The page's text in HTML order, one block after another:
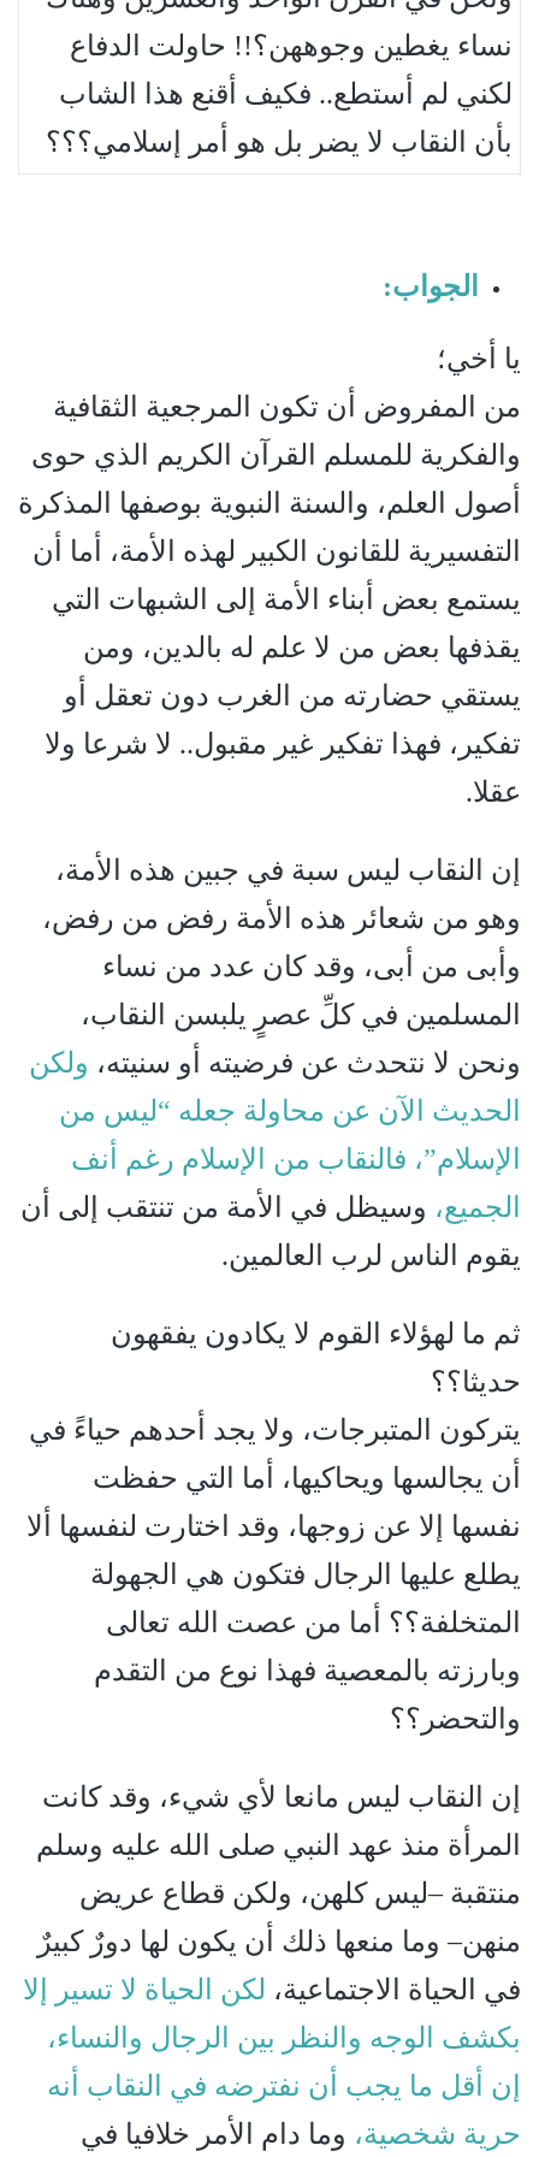
نساء يغطين وجوههن؟!! حاولت الدفاع
لكني لم أستطع.. فكيف أقنع هذا الشاب
بأن النقاب لا يضر بل هو أمر إسلامي؟؟؟
الجواب:
يا أخي؛
من المفروض أن تكون المرجعية الثقافية
والفكرية للمسلم القرآن الكريم الذي حوى
أصول العلم، والسنة النبوية بوصفها المذكرة
التفسيرية للقانون الكبير لهذه الأمة، أما أن
يستمع بعض أبناء الأمة إلى الشبهات التي
يقذفها بعض من لا علم له بالدين، ومن
يستقي حضارته من الغرب دون تعقل أو
تفكير، فهذا تفكير غير مقبول.. لا شرعا ولا
عقلا.
إن النقاب ليس سبة في جبين هذه الأمة،
وهو من شعائر هذه الأمة رفض من رفض،
وأبى من أبى، وقد كان عدد من نساء
المسلمين في كلِّ عصرٍ يلبسن النقاب،
ونحن لا نتحدث عن فرضيته أو سنيته، ولكن
الحديث الآن عن محاولة جعله “ليس من
الإسلام”، فالنقاب من الإسلام رغم أنف
الجميع، وسيظل في الأمة من تنتقب إلى أن
يقوم الناس لرب العالمين.
ثم ما لهؤلاء القوم لا يكادون يفقهون
حديثا؟؟
يتركون المتبرجات، ولا يجد أحدهم حياءً في
أن يجالسها ويحاكيها، أما التي حفظت
نفسها إلا عن زوجها، وقد اختارت لنفسها ألا
يطلع عليها الرجال فتكون هي الجهولة
المتخلفة؟؟ أما من عصت الله تعالى
وبارزته بالمعصية فهذا نوع من التقدم
والتحضر؟؟
إن النقاب ليس مانعا لأي شيء، وقد كانت
المرأة منذ عهد النبي صلى الله عليه وسلم
منتقبة –ليس كلهن، ولكن قطاع عريض
منهن– وما منعها ذلك أن يكون لها دورٌ كبيرٌ
في الحياة الاجتماعية، لكن الحياة لا تسير إلا
بكشف الوجه والنظر بين الرجال والنساء،
إن أقل ما يجب أن نفترضه في النقاب أنه
حرية شخصية، وما دام الأمر خلافيا في